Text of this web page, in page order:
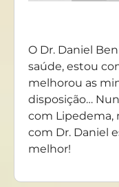
O Dr. Daniel
saúde, estou
melhorou as
disposição…
com Lipedema,
com Dr. Daniel
melhor!